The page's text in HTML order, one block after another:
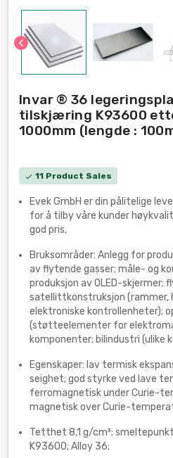
chevron_left
Invar ® 36
tilskjæring K93600
1000mm (lengde :
check 11 Product Sales
Evek GmbH er din pålitelige
for å tilby våre kunder
god pris.
Bruksområder: Anlegg for
av flytende gasser; måle- og
produksjon av OLED-skjermer;
satellittkonstruksjon (rammer,
elektroniske kontrollenheter);
(støtteelementer for
komponenter; bilindustri (ulike
Egenskaper: lav termisk
seighet; god styrke ved lave
ferromagnetisk under Curie-
magnetisk over Curie-
Tetthet 8,1 g/cm³; smeltepunkt
K93600; Alloy 36;